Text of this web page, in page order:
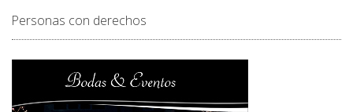
Personas con derechos